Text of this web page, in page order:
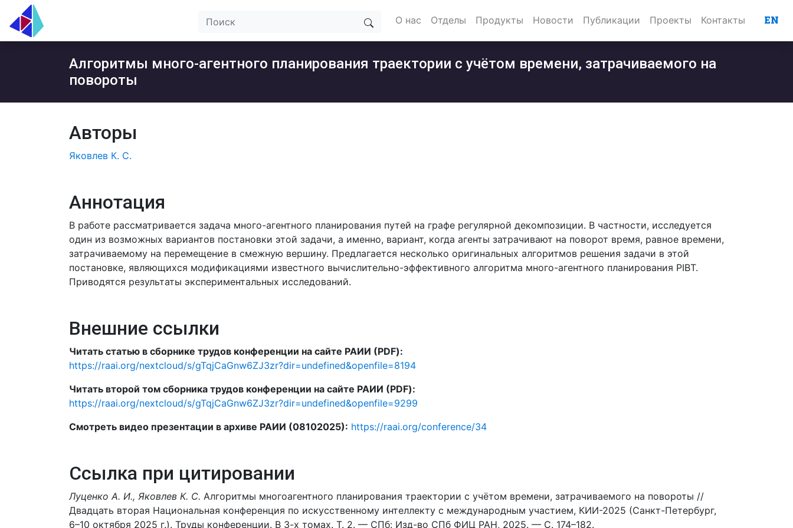
О нас Отделы Продукты Новости Публикации Проекты Контакты EN
Алгоритмы много-агентного планирования траектории с учётом времени, затрачиваемого на
повороты
Авторы
Яковлев К. С.
Аннотация
В работе рассматривается задача много-агентного планирования путей на графе регулярной декомпозиции. В частности, исследуется
один из возможных вариантов постановки этой задачи, а именно, вариант, когда агенты затрачивают на поворот время, равное времени,
затрачиваемому на перемещение в смежную вершину. Предлагается несколько оригинальных алгоритмов решения задачи в этой
постановке, являющихся модификациями известного вычислительно-эффективного алгоритма много-агентного планирования PIBT.
Приводятся результаты экспериментальных исследований.
Внешние ссылки
Читать статью в сборнике трудов конференции на сайте РАИИ (PDF):
https://raai.org/nextcloud/s/gTqjCaGnw6ZJ3zr?dir=undefined&openfile=8194
Читать второй том сборника трудов конференции на сайте РАИИ (PDF):
https://raai.org/nextcloud/s/gTqjCaGnw6ZJ3zr?dir=undefined&openfile=9299
Смотреть видео презентации в архиве РАИИ (08102025): https://raai.org/conference/34
Ссылка при цитировании
Луценко А. И., Яковлев К. С. Алгоритмы многоагентного планирования траектории с учётом времени, затрачиваемого на повороты //
Двадцать вторая Национальная конференция по искусственному интеллекту с международным участием, КИИ-2025 (Санкт-Петербург,
6–10 октября 2025 г.). Труды конференции. В 3-х томах. Т. 2. — СПб: Изд-во СПб ФИЦ РАН, 2025. — С. 174–182.